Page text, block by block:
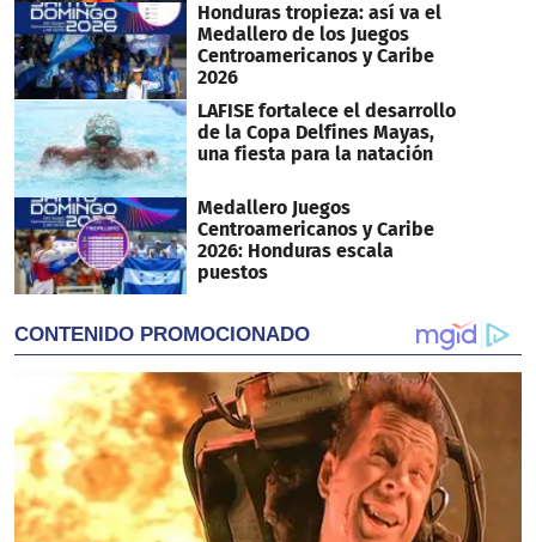
Honduras tropieza: así va el
Medallero de los Juegos
Centroamericanos y Caribe
2026
LAFISE fortalece el desarrollo
de la Copa Delfines Mayas,
una fiesta para la natación
Medallero Juegos
Centroamericanos y Caribe
2026: Honduras escala
puestos